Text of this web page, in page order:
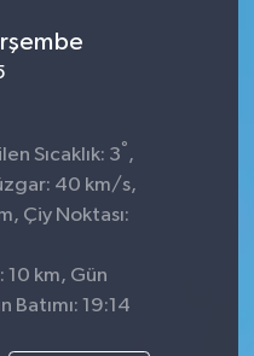
Sıcaklık: 3° ,
40 km/s,
Çiy Noktası:
10 km, Gün
Batımı: 19:14